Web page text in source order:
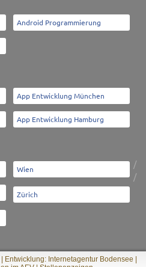
Android Programmierung
App Entwicklung München
App Entwicklung Hamburg
/
Wien
/
Zürich
Entwicklung: Internetagentur Bodensee